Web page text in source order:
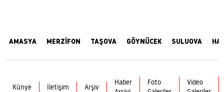
AMASYA MERZİFON TAŞOVA GÖYNÜCEK SULUOVA
Künye İletişim Arşiv
Haber
Foto
Video